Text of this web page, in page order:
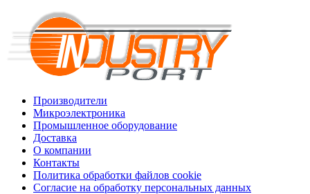
Производители
Микроэлектроника
Промышленное оборудование
Доставка
О компании
Контакты
Политика обработки файлов cookie
Согласие на обработку персональных данных